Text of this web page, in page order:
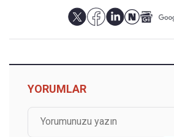
YORUMLAR